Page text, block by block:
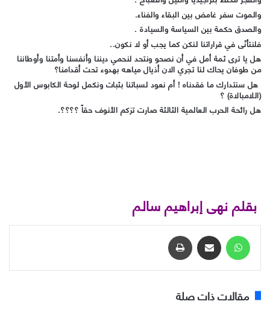
والموت سفر غامض بين البقاء والفناء.
والصدق حكمة بين السياسة والسيادة .
فلنتأنّى في قراراتنا لنكن كما يجب أو لا نكون..
هل يا ترى ثمة أمل في أن نصحو ونتحد لنحمي ديننا وأنفسنا وأمتنا وأوطاننا
من طوفان يحاك لنا تجري الان أذيال مياهه بهدوء تحت أقدامنا؟
هل سنتدارك ما فقدناه ! أم نعود لسباتنا بثبات ونكمل لوحة الكابوس الأول
(اللامبالاة) ؟
هل رائحة الحرب العالمية الثالثة صارت تزكم الأنوف حقاً ؟؟؟؟.
بقلم نهى إبراهيم سالم
مقالات ذات صلة